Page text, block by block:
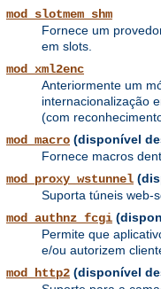
mod_slotmem_shm
Fornece um
em slots.
mod_xml2enc
Anteriormente um
internacionalização
(com
mod_macro (disponível
Fornece macros
mod_proxy_wstunnel
Suporta túneis web-
mod_authnz_fcgi
Permite que
e/ou autorizem
mod_http2 (disponível